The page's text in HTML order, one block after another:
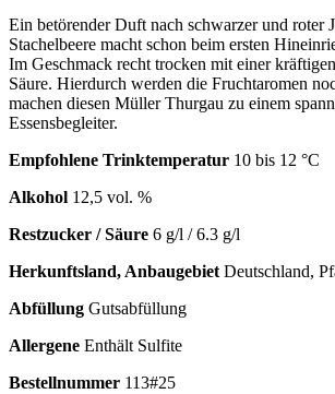
Ein betörender Duft nach schwarzer und roter
Stachelbeere macht schon beim ersten
Im Geschmack recht trocken mit einer
Säure. Hierdurch werden die Fruchtaromen
machen diesen Müller Thurgau zu einem
Essensbegleiter.
Empfohlene Trinktemperatur 10 bis 12 °C
Alkohol 12,5 vol. %
Restzucker / Säure 6 g/l / 6.3 g/l
Herkunftsland, Anbaugebiet Deutschland,
Abfüllung Gutsabfüllung
Allergene Enthält Sulfite
Bestellnummer 113#25